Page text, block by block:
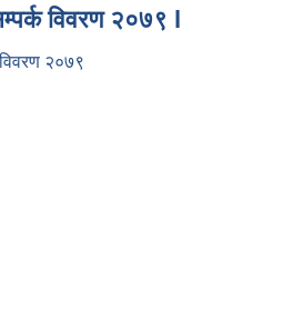
विवरण २०७९ l
२०७९